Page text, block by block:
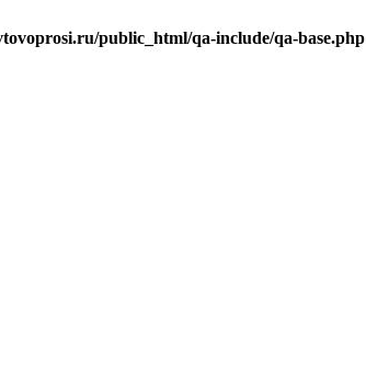
public_html/qa-include/qa-base.php